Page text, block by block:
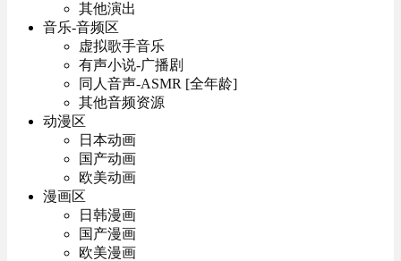
其他演出
音乐-音频区
虚拟歌手音乐
有声小说-广播剧
同人音声-ASMR [全年龄]
其他音频资源
动漫区
日本动画
国产动画
欧美动画
漫画区
日韩漫画
国产漫画
欧美漫画